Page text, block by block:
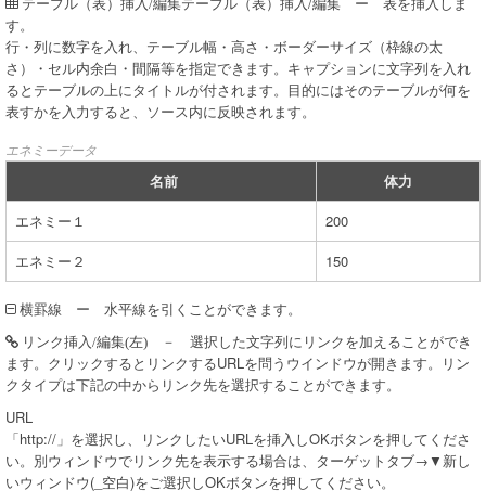
テーブル（表）挿入/編集
す。
行・列に数字を入れ、テーブル幅・高さ・ボーダーサイズ（枠線の太
さ）・セル内余白・間隔等を指定できます。キャプションに文字列を入れ
るとテーブルの上にタイトルが付されます。目的にはそのテーブルが何を
表すかを入力すると、ソース内に反映されます。
エネミーデータ
名前
体力
エネミー１
200
エネミー２
150
横罫線 ー 水平線を引くことができます。
リンク挿入/編集(左)
－ 選択した文字列にリンクを加えることができ
ます。クリックするとリンクするURLを問うウインドウが開きます。リン
クタイプは下記の中からリンク先を選択することができます。
URL
「http://」を選択し、リンクしたいURLを挿入しOKボタンを押してくださ
い。別ウィンドウでリンク先を表示する場合は、ターゲットタブ→▼新し
いウィンドウ(_空白)をご選択しOKボタンを押してください。